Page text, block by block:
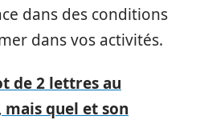
dans des conditions
dans vos activités.
de 2 lettres au
quel et son